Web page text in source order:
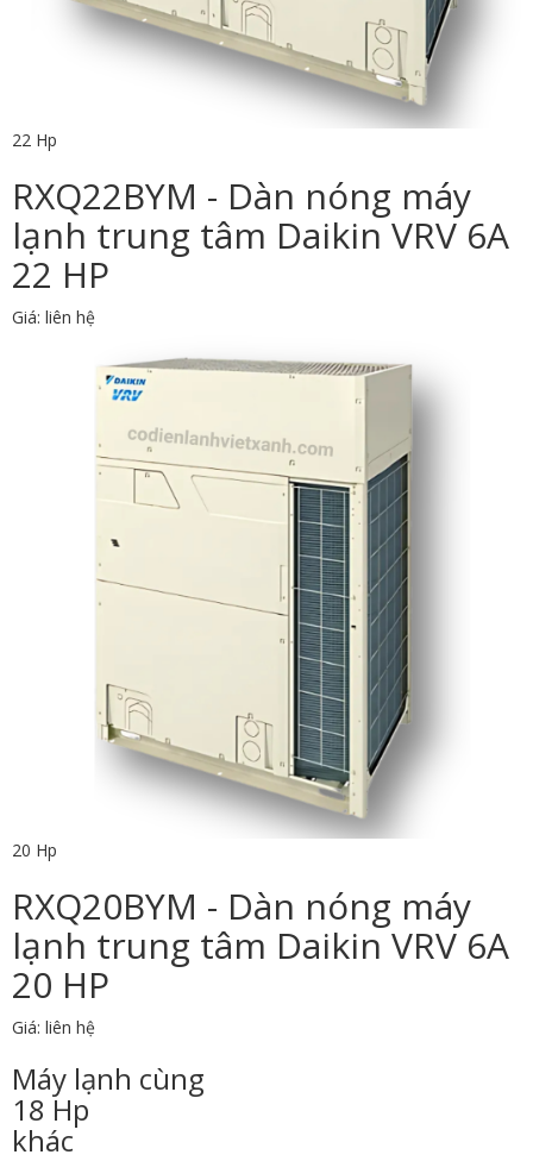
22 Hp
RXQ22BYM - Dàn nóng máy
lạnh trung tâm Daikin VRV 6A
22 HP
Giá: liên hệ
20 Hp
RXQ20BYM - Dàn nóng máy
lạnh trung tâm Daikin VRV 6A
20 HP
Giá: liên hệ
Máy lạnh cùng
18 Hp
khác